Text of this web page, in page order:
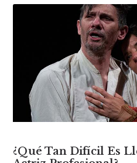
¿Qué Tan Difícil Es